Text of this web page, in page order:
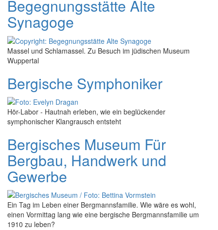
Begegnungsstätte Alte
Synagoge
Massel und Schlamassel. Zu Besuch im jüdischen Museum
Wuppertal
Bergische Symphoniker
Hör-Labor - Hautnah erleben, wie ein beglückender
symphonischer Klangrausch entsteht
Bergisches Museum Für
Bergbau, Handwerk und
Gewerbe
Ein Tag im Leben einer Bergmannsfamilie. Wie wäre es wohl,
einen Vormittag lang wie eine bergische Bergmannsfamilie um
1910 zu leben?